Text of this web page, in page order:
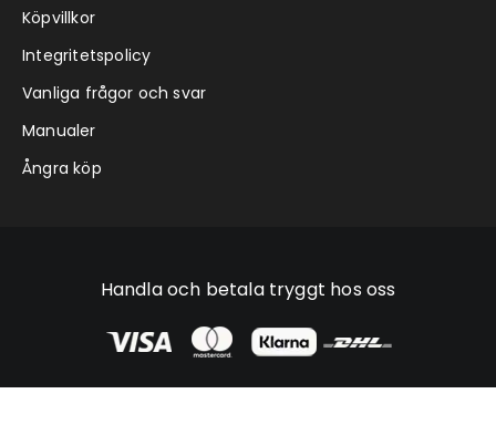
Köpvillkor
Integritetspolicy
Vanliga frågor och svar
Manualer
Ångra köp
Handla och betala tryggt hos oss